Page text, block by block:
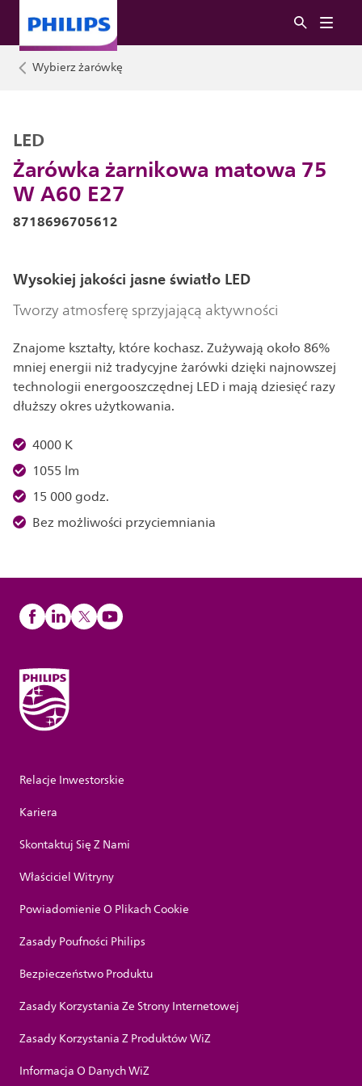
Wybierz żarówkę
Żarówka żarnikowa matowa 75
W A60 E27
LED
8718696705612
Wysokiej jakości jasne światło LED
Tworzy atmosferę sprzyjającą aktywności
Znajome kształty, które kochasz. Zużywają około 86%
mniej energii niż tradycyjne żarówki dzięki najnowszej
technologii energooszczędnej LED i mają dziesięć razy
dłuższy okres użytkowania.
4000 K
1055 lm
15 000 godz.
Bez możliwości przyciemniania
Relacje Inwestorskie
Kariera
Skontaktuj Się Z Nami
Właściciel Witryny
Powiadomienie O Plikach Cookie
Zasady Poufności Philips
Bezpieczeństwo Produktu
Zasady Korzystania Ze Strony Internetowej
Zasady Korzystania Z Produktów WiZ
Informacja O Danych WiZ